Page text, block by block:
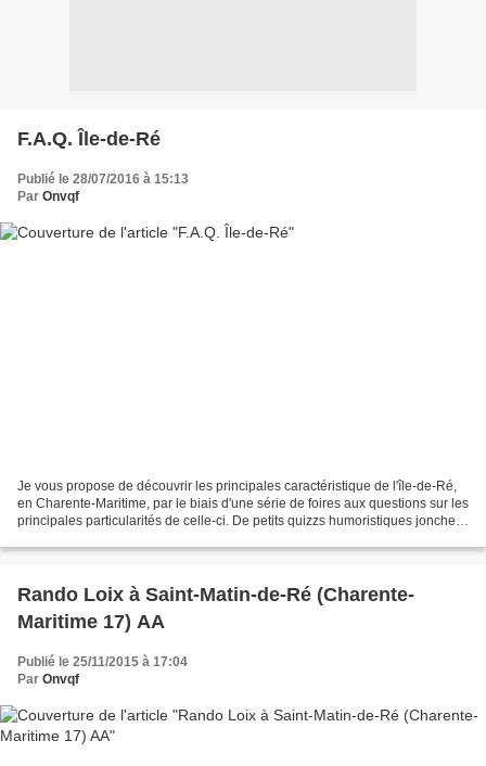
F.A.Q. Île-de-Ré
Publié le 28/07/2016 à 15:13
Par Onvqf
Je vous propose de découvrir les principales caractéristique de l'île-de-Ré,
en Charente-Maritime, par le biais d'une série de foires aux questions sur les
principales particularités de celle-ci. De petits quizzs humoristiques jonchent
Rando Loix à Saint-Matin-de-Ré (Charente-
Maritime 17) AA
Publié le 25/11/2015 à 17:04
Par Onvqf